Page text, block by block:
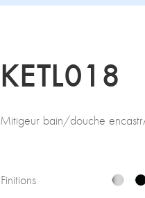
KETL018
Mitigeur bain/douche
Finitions